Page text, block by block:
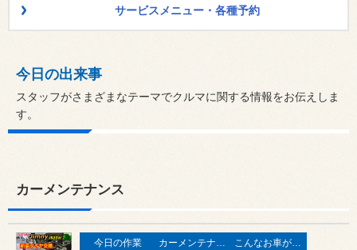
サービスメニュー・各種予約
今日の出来事
スタッフがさまざまなテーマでクルマに関する情報をお伝えしま
す。
カーメンテナンス
今日の作業 カーメンテナンス
こんなお車がご来店